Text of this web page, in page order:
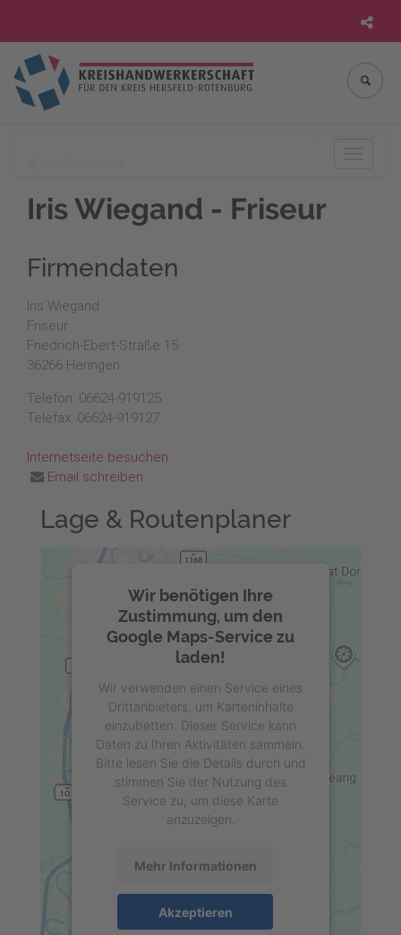
Iris Wiegand - Friseur
Firmendaten
Iris Wiegand
Friseur
Friedrich-Ebert-Straße 15
36266 Heringen
Telefon: 06624-919125
Telefax: 06624-919127
Internetseite besuchen
Email schreiben
Lage & Routenplaner
Wir benötigen Ihre
Zustimmung, um den
Google Maps-Service zu
laden!
Wir verwenden einen Service eines
Drittanbieters, um Karteninhalte
einzubetten. Dieser Service kann
Daten zu Ihren Aktivitäten sammeln.
Bitte lesen Sie die Details durch und
stimmen Sie der Nutzung des
Service zu, um diese Karte
anzuzeigen.
Mehr Informationen
Akzeptieren